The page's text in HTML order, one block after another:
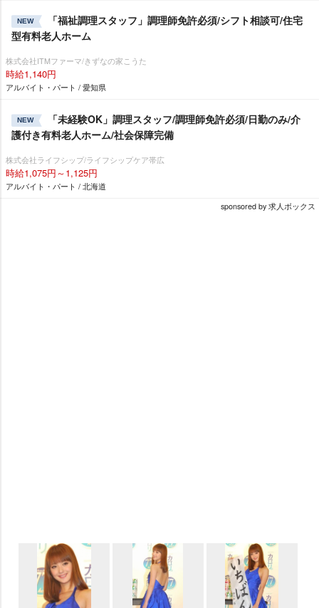
NEW
「福祉調理スタッフ」調理師免許必須/シフト相談可/住宅
型有料老人ホーム
株式会社ITMファーマ/きずなの家こうた
時給1,140円
アルバイト・パート / 愛知県
NEW
「未経験OK」調理スタッフ/調理師免許必須/日勤のみ/介
護付き有料老人ホーム/社会保障完備
株式会社ライフシップ/ライフシップケア帯広
時給1,075円～1,125円
アルバイト・パート / 北海道
sponsored by 求人ボックス